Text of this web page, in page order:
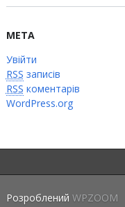
МЕТА
Увійти
RSS записів
RSS коментарів
WordPress.org
Розроблений WPZOOM